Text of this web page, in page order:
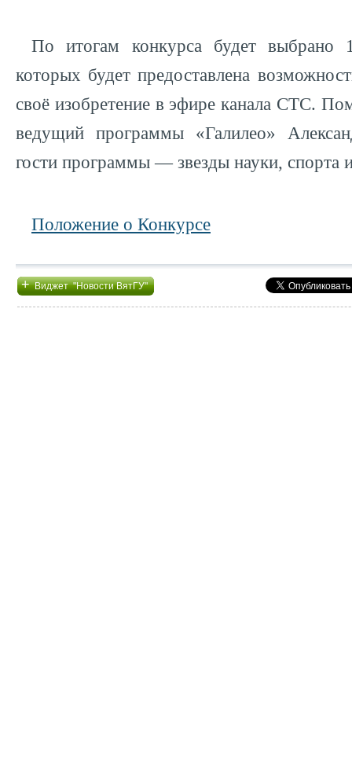
По итогам конкурса будет выбрано
которых будет предоставлена
своё изобретение в эфире канала СТС.
ведущий программы «Галилео»
гости программы — звезды науки, спорта
Положение о Конкурсе
+Виджет "Новости ВятГУ"